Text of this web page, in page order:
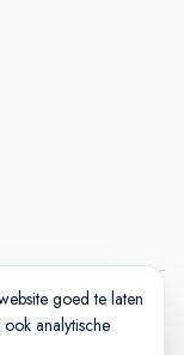
goed te laten
analytische